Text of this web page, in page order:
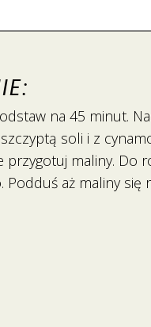
na 45 minut.
soli i z
przygotuj maliny. Do
aż maliny się